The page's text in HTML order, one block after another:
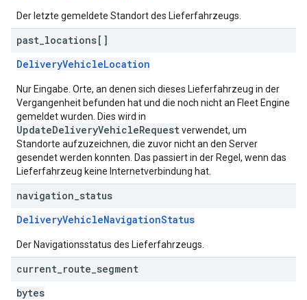
Der letzte gemeldete Standort des Lieferfahrzeugs.
past locations[]
DeliveryVehicleLocation
Nur Eingabe. Orte, an denen sich dieses Lieferfahrzeug in der
Vergangenheit befunden hat und die noch nicht an Fleet Engine
gemeldet wurden. Dies wird in
UpdateDeliveryVehicleRequestverwendet, um
Standorte aufzuzeichnen, die zuvor nicht an den Server
gesendet werden konnten. Das passiert in der Regel, wenn das
Lieferfahrzeug keine Internetverbindung hat.
navigation status
DeliveryVehicleNavigationStatus
Der Navigationsstatus des Lieferfahrzeugs.
current route segment
bytes